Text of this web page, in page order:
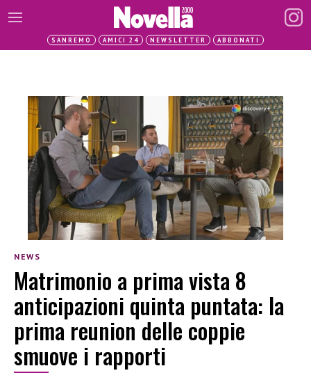
SANREMO AMICI 24 NEWSLETTER ABBONATI
NEWS
Matrimonio a prima vista 8
anticipazioni quinta puntata: la
prima reunion delle coppie
smuove i rapporti